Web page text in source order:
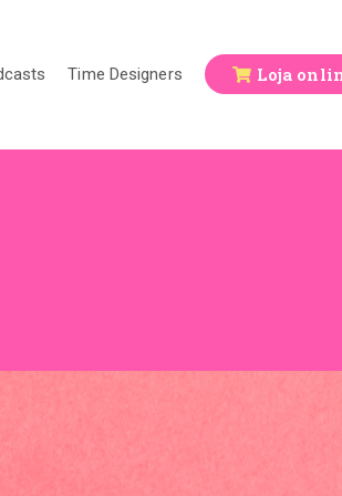
Time Designers Loja